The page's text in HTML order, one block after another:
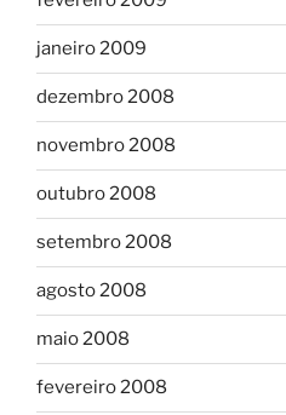
janeiro 2009
dezembro 2008
novembro 2008
outubro 2008
setembro 2008
agosto 2008
maio 2008
fevereiro 2008